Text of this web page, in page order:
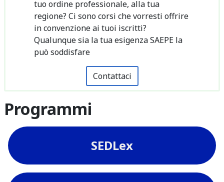
tuo ordine professionale, alla tua
regione? Ci sono corsi che vorresti offrire
in convenzione ai tuoi iscritti?
Qualunque sia la tua esigenza SAEPE la
può soddisfare
Contattaci
Programmi
SEDLex